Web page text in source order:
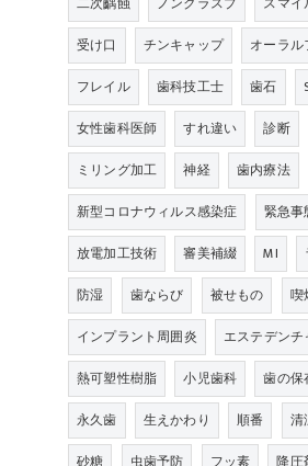
受け口
チンキャップ
オーラ
フレイル
歯科技工士 歯石
女性歯科医師
すれ違い
診断
ミリング加工
神経
歯内療法
新型コロナウィルス感染症
緊急
放電加工技術
審美補綴 MI
防湿
歯ならび 被せもの
喫
インプラント周囲炎
エステデンチ
熱可塑性樹脂
小児歯科 歯の保
永久歯
生えかわり 順番
清
砂糖
虫歯予防 フッ素
降圧